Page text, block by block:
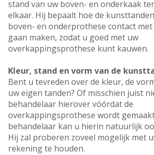
stand van uw boven- en onderkaak
elkaar. Hij bepaalt hoe de
boven- en onderprothese contact
gaan maken, zodat u goed met uw
overkappingsprothese kunt kauwen.
Kleur, stand en vorm van de
Bent u tevreden over de kleur, de
uw eigen tanden? Of misschien juist
behandelaar hierover vóórdat de
overkappingsprothese wordt
behandelaar kan u hierin natuurlijk
Hij zal proberen zoveel mogelijk met
rekening te houden.